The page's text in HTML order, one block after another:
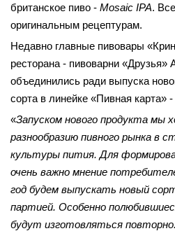
британское пиво - Mosaic IPA.
оригинальным рецептурам.
Недавно главные пивовары
ресторана - пивоварни
объединились ради выпуска
сорта в линейке «Пивная карта» -
«Запуском нового продукта мы
разнообразию пивного рынка в
культуры пития. Для
очень важно мнение
год будем выпускать новый
партией. Особенно
будут изготовляться